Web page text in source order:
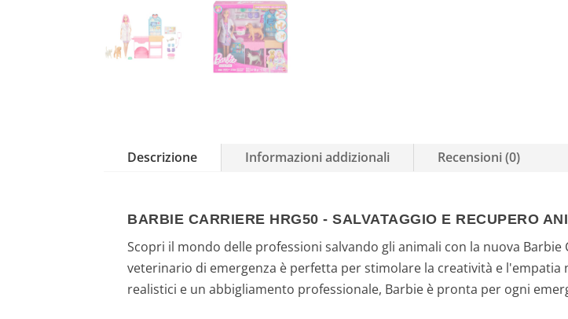
Descrizione Informazioni addizionali Recensioni (0)
BARBIE CARRIERE HRG50 - SALVATAGGIO E RECUPERO
Scopri il mondo delle professioni salvando gli animali con la nuova
veterinario di emergenza è perfetta per stimolare la creatività e l'empatia
realistici e un abbigliamento professionale, Barbie è pronta per ogni